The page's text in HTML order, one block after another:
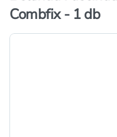
Combfix - 1 db